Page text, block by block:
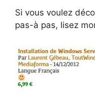
Si vous voulez
pas-à pas, lisez